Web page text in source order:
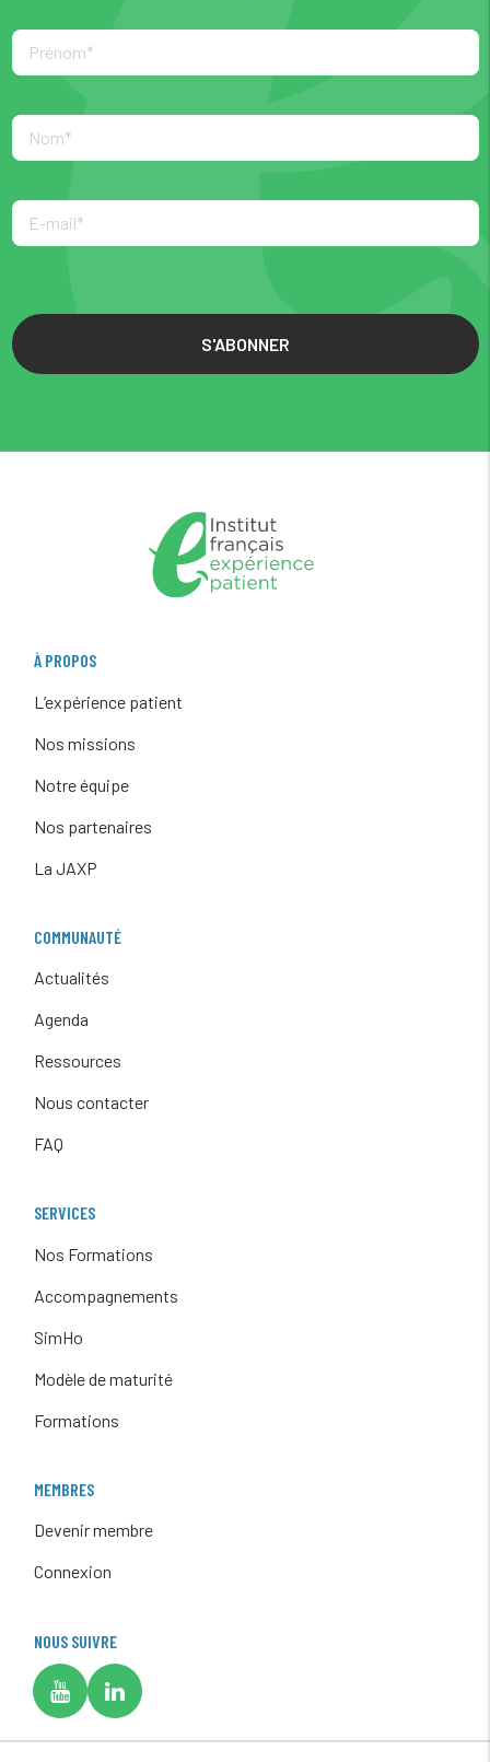
S'ABONNER
À PROPOS
L’expérience patient
Nos missions
Notre équipe
Nos partenaires
La JAXP
COMMUNAUTÉ
Actualités
Agenda
Ressources
Nous contacter
FAQ
SERVICES
Nos Formations
Accompagnements
SimHo
Modèle de maturité
Formations
MEMBRES
Devenir membre
Connexion
NOUS SUIVRE